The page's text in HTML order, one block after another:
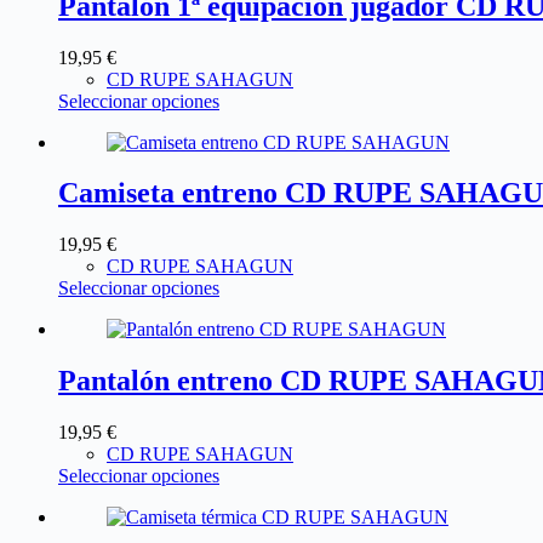
19,95 €
CD RUPE SAHAGUN
Seleccionar opciones
Camiseta entreno CD RUPE
19,95 €
CD RUPE SAHAGUN
Seleccionar opciones
Pantalón entreno CD RUPE
19,95 €
CD RUPE SAHAGUN
Seleccionar opciones